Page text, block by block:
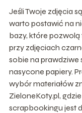
Jeśli Twoje zdjęcia
warto postawić na
bazy, które
przy zdjęciach
sobie na prawdziwe
nasycone papiery.
wybór materiałów
ZieloneKoty.pl,
scrapbookingu jest